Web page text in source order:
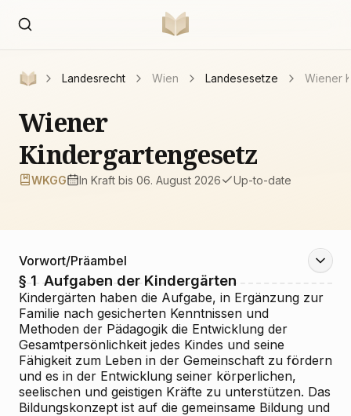
Landesrecht Wien Landesesetze Wiener
Wiener
Kindergartengesetz
WKGG In Kraft bis 06. August 2026 Up-to-date
Vorwort/Präambel
§ 1 Aufgaben der Kindergärten
Kindergärten haben die Aufgabe, in Ergänzung zur
Familie nach gesicherten Kenntnissen und
Methoden der Pädagogik die Entwicklung der
Gesamtpersönlichkeit jedes Kindes und seine
Fähigkeit zum Leben in der Gemeinschaft zu fördern
und es in der Entwicklung seiner körperlichen,
seelischen und geistigen Kräfte zu unterstützen. Das
Bildungskonzept ist auf die gemeinsame Bildung und